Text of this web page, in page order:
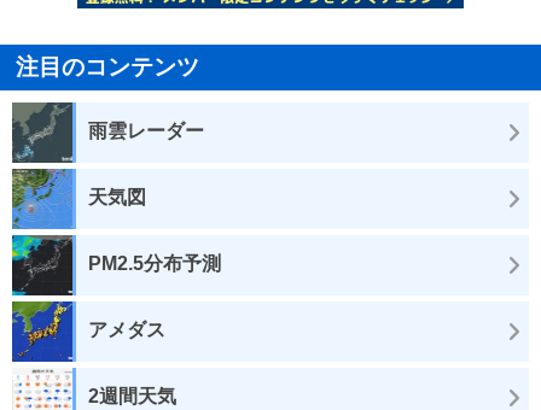
注目のコンテンツ
雨雲レーダー
天気図
PM2.5分布予測
アメダス
2週間天気